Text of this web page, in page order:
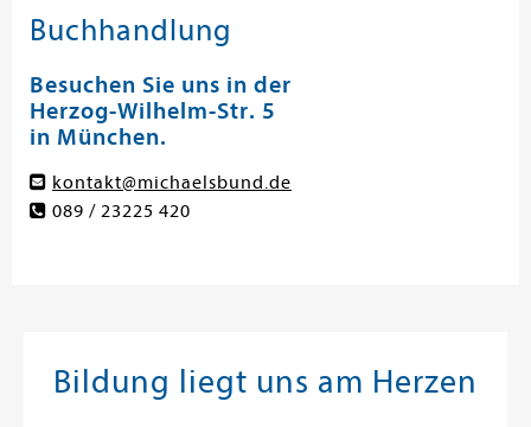
Buchhandlung
Besuchen Sie uns in der
Herzog-Wilhelm-Str. 5
in München.
kontakt@michaelsbund.de
089 / 23225 420
Bildung liegt uns am Herzen